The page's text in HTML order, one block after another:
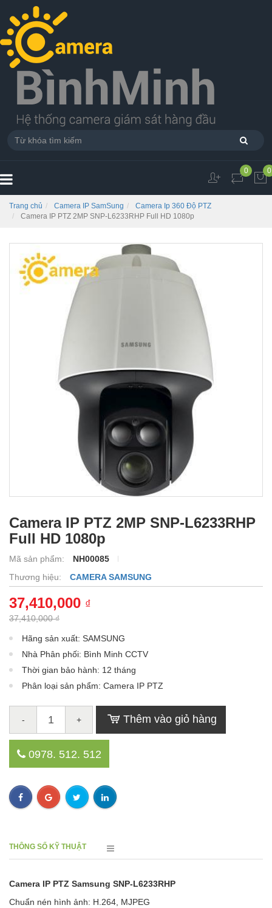
0
0
Trang chủ Camera IP SamSung
Camera Ip 360 Độ PTZ
Camera IP PTZ 2MP SNP-L6233RHP Full HD 1080p
Camera IP PTZ 2MP SNP-L6233RHP
Full HD 1080p
Mã sản phẩm:
NH00085
Thương hiệu:
CAMERA SAMSUNG
37,410,000 ₫
37,410,000 ₫
Hãng sản xuất: SAMSUNG
Nhà Phân phối: Bình Minh CCTV
Thời gian bảo hành: 12 tháng
Phân loại sản phẩm: Camera IP PTZ
- + Thêm vào giỏ hàng
0978. 512. 512
THÔNG SỐ KỸ THUẬT
Camera IP PTZ Samsung SNP-L6233RHP
Chuẩn nén hình ảnh: H.264, MJPEG